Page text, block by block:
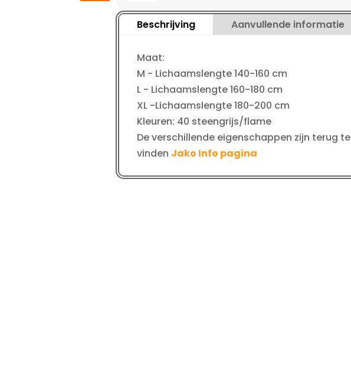
Prestige
Kevlar
aantal
Beschrijving Aanvullende informatie
Maat:
M - Lichaamslengte 140-160 cm
L - Lichaamslengte 160-180 cm
XL -Lichaamslengte 180-200 cm
Kleuren: 40 steengrijs/flame
De verschillende eigenschappen zijn terug te
vinden Jako Info pagina